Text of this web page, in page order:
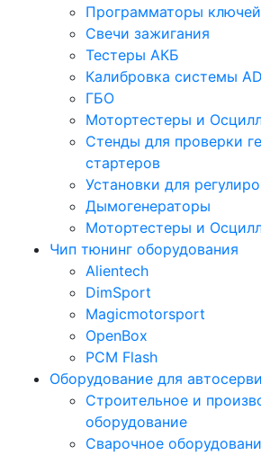
Программаторы ключей
Свечи зажигания
Тестеры АКБ
Калибровка системы
ГБО
Мотортестеры и
Стенды для проверки
стартеров
Установки для
Дымогенераторы
Мотортестеры и
Чип тюнинг оборудования
Alientech
DimSport
Magicmotorsport
OpenBox
PCM Flash
Оборудование для
Строительное и
оборудование
Сварочное